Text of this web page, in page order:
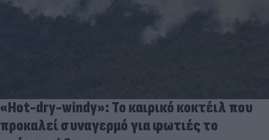
«Hot-dry-windy»: Το καιρικό κοκτέιλ που
προκαλεί συναγερμό για φωτιές το